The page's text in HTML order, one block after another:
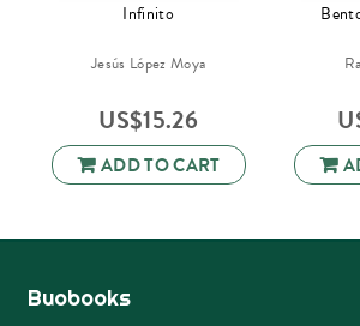
Infinito
Jesús López Moya
US$15.26
ADD TO CART
Buobooks